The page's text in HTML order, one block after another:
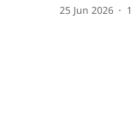
25 Jun 2026 1